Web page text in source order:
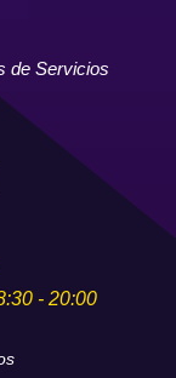
de Servicios
- 20:00